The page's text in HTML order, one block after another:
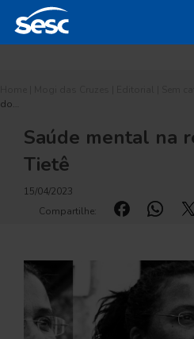
do…
Saúde mental na
Tietê
15/04/2023
Compartilhe: